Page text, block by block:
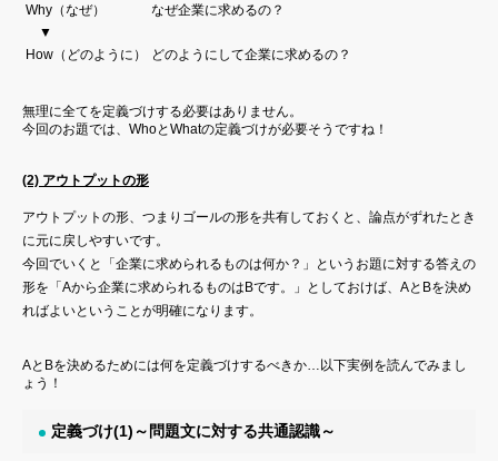
Why（なぜ）
なぜ企業に求めるの？
▼
How（どのように）
どのようにして企業に求めるの？
無理に全てを定義づけする必要はありません。
今回のお題では、WhoとWhatの定義づけが必要そうですね！
(2) アウトプットの形
アウトプットの形、つまりゴールの形を共有しておくと、論点がずれたとき
に元に戻しやすいです。
今回でいくと「企業に求められるものは何か？」というお題に対する答えの
形を「Aから企業に求められるものはBです。」としておけば、AとBを決め
ればよいということが明確になります。
AとBを決めるためには何を定義づけするべきか…以下実例を読んでみまし
ょう！
定義づけ(1)～問題文に対する共通認識～